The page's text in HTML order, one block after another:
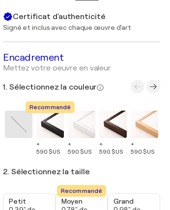
Certificat d'authenticité
Signé et inclus avec chaque œuvre d'art
Encadrement
Mettez votre oeuvre en valeur
1. Sélectionnez la couleur
Recommandé
+
590 $US
+
590 $US
+
590 $US
+
590 $US
2. Sélectionnez la taille
Petit
Recommandé
Moyen
Grand